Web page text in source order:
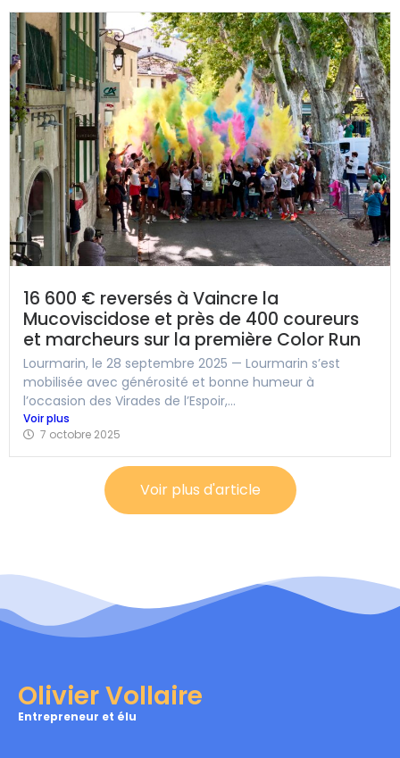
16 600 € reversés à Vaincre la
Mucoviscidose et près de 400 coureurs
et marcheurs sur la première Color Run
Lourmarin, le 28 septembre 2025 — Lourmarin s’est
mobilisée avec générosité et bonne humeur à
l’occasion des Virades de l’Espoir,...
Voir plus
7 octobre 2025
Voir plus d'article
Olivier Vollaire
Entrepreneur et élu